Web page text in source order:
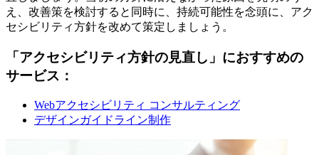
え、改善策を検討すると同時に、持続可能性を念頭に、アク
セシビリティ方針を改めて策定しましょう。
「アクセシビリティ方針の見直し」におすすめの
サービス：
Webアクセシビリティ コンサルティング
デザインガイドライン制作